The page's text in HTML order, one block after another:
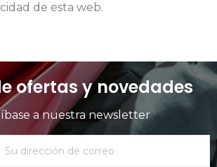
de esta web.
ofertas y novedades
a nuestra newsletter